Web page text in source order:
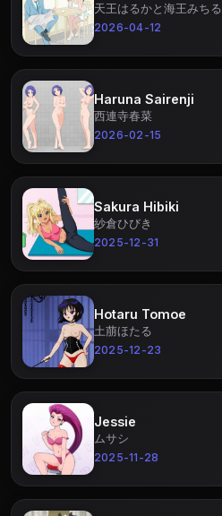
天王はるかと海王みちる
2026-04-12
Haruna Sairenji
西連寺春菜
2026-02-15
Sakura Hibiki
紗倉ひびき
2025-12-31
Hotaru Tomoe
土萠ほたる
2025-12-23
Jessie
ムサシ
2025-11-28